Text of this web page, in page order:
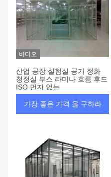
비디오
산업 공장 실험실 공기 정화
청정실 부스 라미나 흐름 후드
ISO 먼지 없는
가장 좋은 가격 을 구하라